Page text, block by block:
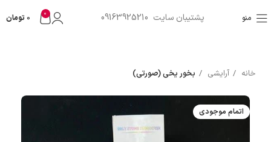
منو پشتیبان سایت 09163925210 0
0 تومان
خانه آرایشی بخور یخی (صورتی)
اتمام موجودی